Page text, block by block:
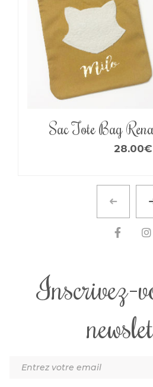
Sac Tote Bag
28.00€
Inscrivez-